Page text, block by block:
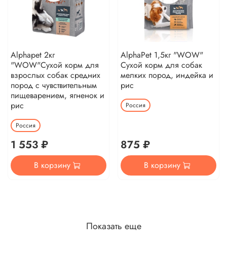
Alphapet 2кг
"WOW"Сухой корм для
взрослых собак средних
пород с чувствительным
пищеварением, ягненок и
рис
Россия
1 553 ₽
В корзину
AlphaPet 1,5кг "WOW"
Сухой корм для собак
мелких пород, индейка и
рис
Россия
875 ₽
В корзину
Показать еще